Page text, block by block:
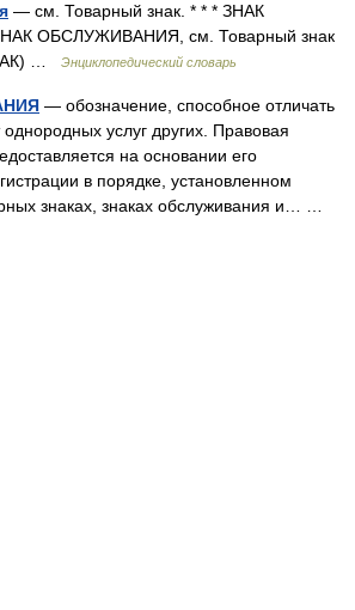
— см. Товарный знак. * * * ЗНАК
ОБСЛУЖИВАНИЯ, см. Товарный знак
…
Энциклопедический словарь
— обозначение, способное отличать
однородных услуг других. Правовая
на основании его
в порядке, установленном
знаках, знаках обслуживания и… …